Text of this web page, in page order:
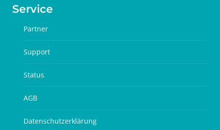
Service
Partner
Support
Status
AGB
Datenschutzerklärung